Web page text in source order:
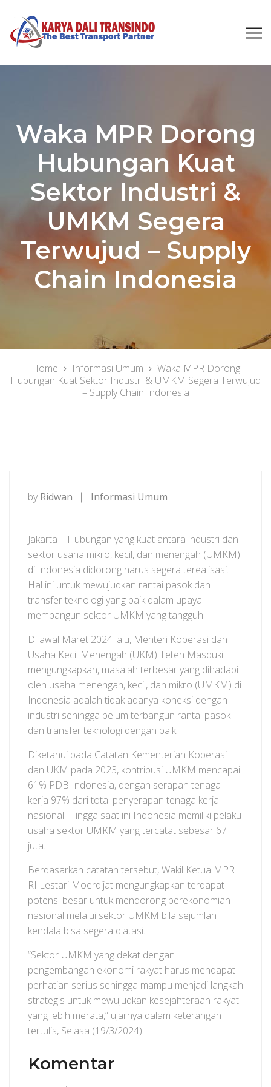
Waka MPR Dorong
Hubungan Kuat
Sektor Industri &
UMKM Segera
Terwujud – Supply
Chain Indonesia
Home Informasi Umum
Waka MPR Dorong
Hubungan Kuat Sektor Industri & UMKM Segera Terwujud
– Supply Chain Indonesia
by Ridwan Informasi Umum
Jakarta – Hubungan yang kuat antara industri dan
sektor usaha mikro, kecil, dan menengah (UMKM)
di Indonesia didorong harus segera terealisasi.
Hal ini untuk mewujudkan rantai pasok dan
transfer teknologi yang baik dalam upaya
membangun sektor UMKM yang tangguh.
Di awal Maret 2024 lalu, Menteri Koperasi dan
Usaha Kecil Menengah (UKM) Teten Masduki
mengungkapkan, masalah terbesar yang dihadapi
oleh usaha menengah, kecil, dan mikro (UMKM) di
Indonesia adalah tidak adanya koneksi dengan
industri sehingga belum terbangun rantai pasok
dan transfer teknologi dengan baik.
Diketahui pada Catatan Kementerian Koperasi
dan UKM pada 2023, kontribusi UMKM mencapai
61% PDB Indonesia, dengan serapan tenaga
kerja 97% dari total penyerapan tenaga kerja
nasional. Hingga saat ini Indonesia memiliki pelaku
usaha sektor UMKM yang tercatat sebesar 67
juta.
Berdasarkan catatan tersebut, Wakil Ketua MPR
RI Lestari Moerdijat mengungkapkan terdapat
potensi besar untuk mendorong perekonomian
nasional melalui sektor UMKM bila sejumlah
kendala bisa segera diatasi.
“Sektor UMKM yang dekat dengan
pengembangan ekonomi rakyat harus mendapat
perhatian serius sehingga mampu menjadi langkah
strategis untuk mewujudkan kesejahteraan rakyat
yang lebih merata,” ujarnya dalam keterangan
tertulis, Selasa (19/3/2024).
Komentar